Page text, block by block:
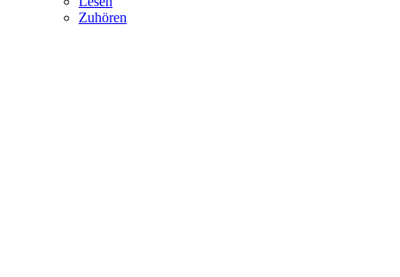
Zuhören